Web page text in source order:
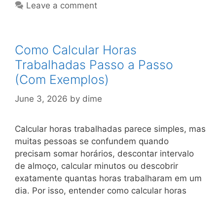
Leave a comment
Como Calcular Horas
Trabalhadas Passo a Passo
(Com Exemplos)
June 3, 2026 by dime
Calcular horas trabalhadas parece simples, mas
muitas pessoas se confundem quando
precisam somar horários, descontar intervalo
de almoço, calcular minutos ou descobrir
exatamente quantas horas trabalharam em um
dia. Por isso, entender como calcular horas